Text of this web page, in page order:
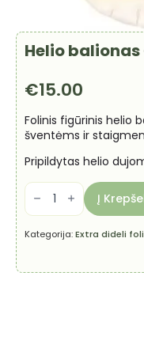
Helio
€15.00
Folinis figūrinis helio
šventėms ir
Pripildytas helio
produkto
kiekis:
Helio
balionas
-
Žirafa
Į
Kategorija:Extra dideli